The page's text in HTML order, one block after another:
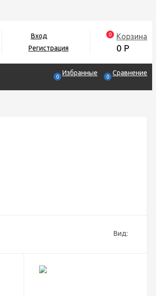
Вход
Регистрация
0 Корзина
0 Р
0 Избранные 0 Сравнение
Вид: